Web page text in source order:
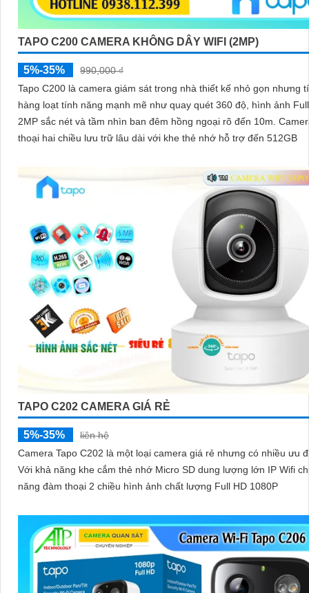
TAPO C200 CAMERA KHÔNG DÂY WIFI (2MP)
5%-35%
990,000 ₫
Tapo C200 là camera giám sát trong nhà thiết kế nhỏ gọn nhưng
hàng loạt tính năng mạnh mẽ như quay quét 360 độ, hình ảnh
2MP sắc nét và tầm nhìn ban đêm hồng ngoại rõ đến 10m. Camera đàm
thoại hai chiều lưu trữ lâu dài với khe thẻ nhớ hỗ trợ đến 512GB
TAPO C202 CAMERA GIÁ RẺ
5%-35%
liên hệ
Camera Tapo C202 là một loại camera giá rẻ nhưng có nhiều ưu
Với khả năng khe cắm thẻ nhớ Micro SD dung lượng lớn IP Wifi
năng đàm thoại 2 chiều hình ảnh chất lượng Full HD 1080P